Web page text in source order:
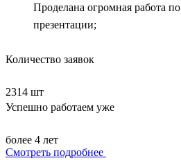
Проделана огромная работа по
презентации;
Количество заявок
2314 шт
Успешно работаем уже
более 4 лет
Смотреть подробнее